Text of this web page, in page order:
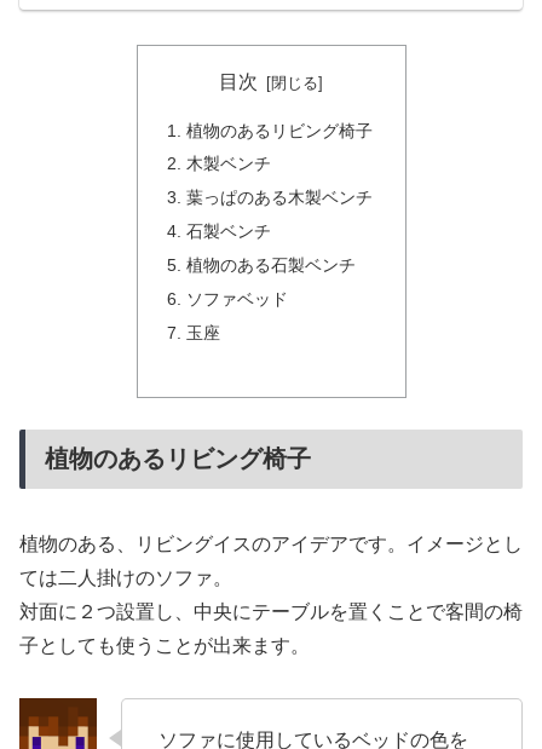
目次
植物のあるリビング椅子
木製ベンチ
葉っぱのある木製ベンチ
石製ベンチ
植物のある石製ベンチ
ソファベッド
玉座
植物のあるリビング椅子
植物のある、リビングイスのアイデアです。イメージとし
ては二人掛けのソファ。
対面に２つ設置し、中央にテーブルを置くことで客間の椅
子としても使うことが出来ます。
ソファに使用しているベッドの色を